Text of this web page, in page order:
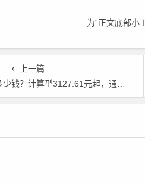
为“正文底部小
上一篇
算型3127.61元起，通用算力型1367.86元起